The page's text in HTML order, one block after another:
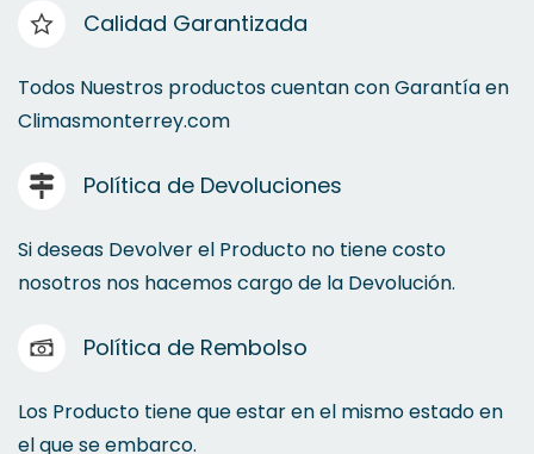
Calidad Garantizada
Todos Nuestros productos cuentan con Garantía en
Climasmonterrey.com
Política de Devoluciones
Si deseas Devolver el Producto no tiene costo
nosotros nos hacemos cargo de la Devolución.
Política de Rembolso
Los Producto tiene que estar en el mismo estado en
el que se embarco.